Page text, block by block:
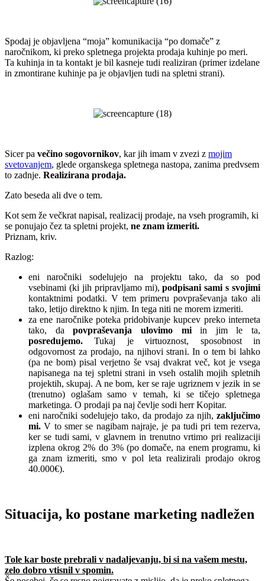
Spodaj je objavljena “moja” komunikacija “po domače” z
naročnikom, ki preko spletnega projekta prodaja kuhinje po meri.
Ta kuhinja in ta kontakt je bil kasneje tudi realiziran (primer izdelane
in zmontirane kuhinje pa je objavljen tudi na spletni strani).
Sicer pa večino sogovornikov, kar jih imam v zvezi z mojim
svetovanjem, glede organskega spletnega nastopa, zanima predvsem
to zadnje. Realizirana prodaja.
Zato beseda ali dve o tem.
Kot sem že večkrat napisal, realizacij prodaje, na vseh programih, ki
se ponujajo čez ta spletni projekt, ne znam izmeriti.
Priznam, kriv.
Razlog:
eni naročniki sodelujejo na projektu tako, da so pod
vsebinami (ki jih pripravljamo mi),podpisani sami s svojimi
kontaktnimi podatki. V tem primeru povpraševanja tako ali
tako, letijo direktno k njim. In tega niti ne morem izmeriti.
za ene naročnike poteka pridobivanje kupcev preko interneta
tako, dapovpraševanja ulovimo miin jim le ta,
posredujemo. Tukaj je virtuoznost, sposobnost in
odgovornost za prodajo, na njihovi strani. In o tem bi lahko
(pa ne bom) pisal verjetno še vsaj dvakrat več, kot je vsega
napisanega na tej spletni strani in vseh ostalih mojih spletnih
projektih, skupaj. A ne bom, ker se raje ugriznem v jezik in se
(trenutno) oglašam samo v temah, ki se tičejo spletnega
marketinga. O prodaji pa naj čevlje sodi herr Kopitar.
eni naročniki sodelujejo tako, da prodajo za njih, zaključimo
mi. V to smer se nagibam najraje, je pa tudi pri tem rezerva,
ker se tudi sami, v glavnem in trenutno vrtimo pri realizaciji
izplena okrog 2% do 3% (po domače, na enem programu, ki
ga znam izmeriti, smo v pol leta realizirali prodajo okrog
40.000€).
Situacija, ko postane marketing nadležen
Tole kar boste prebrali v nadaljevanju, bi si na vašem mestu,
zelo dobro vtisnil v spomin.